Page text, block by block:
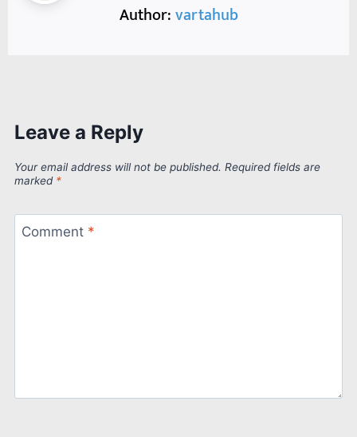
Author:vartahub
Leave a Reply
Your email address will not be published. Required fields are
marked *
Comment *